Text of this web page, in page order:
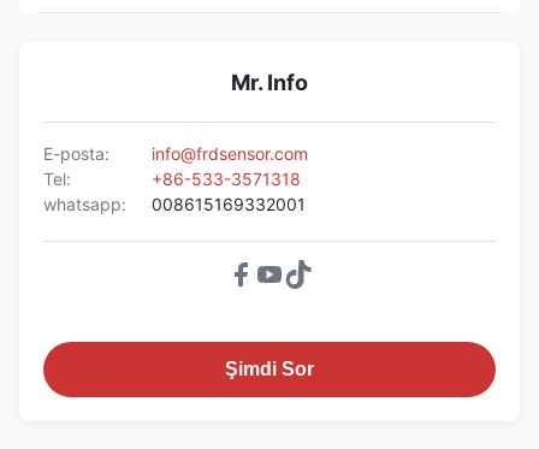
Mr. Info
E-posta:
info@frdsensor.com
Tel:
+86-533-3571318
whatsapp:
008615169332001
Şimdi Sor